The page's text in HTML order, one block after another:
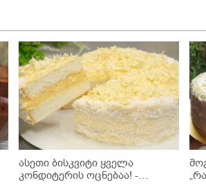
ასეთი ბისკვიტი ყველა
კონდიტერის ოცნებაა! -